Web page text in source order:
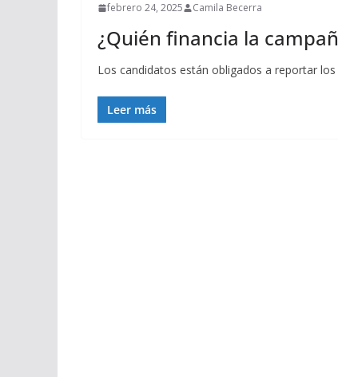
febrero 24, 2025 Camila Becerra
¿Quién financia la
Los candidatos están obligados a reportar
Leer más